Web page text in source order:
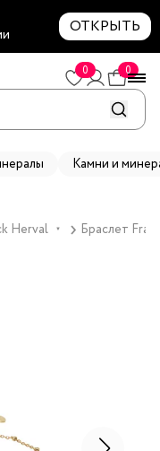
ОТКРЫТЬ
0 0
Камни и
Herval ▼ Браслет